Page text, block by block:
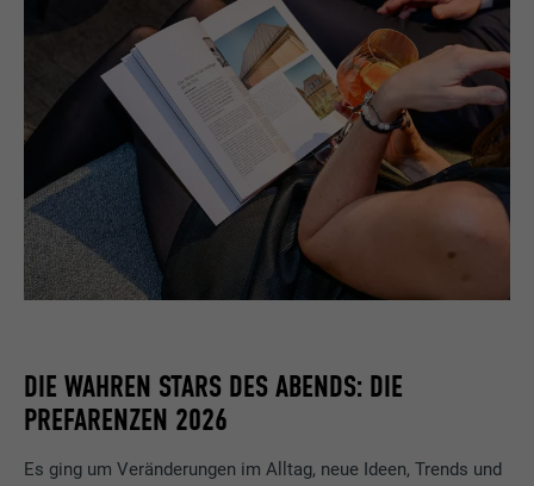
DIE WAHREN STARS DES ABENDS: DIE
PREFARENZEN 2026
Es ging um Veränderungen im Alltag, neue Ideen, Trends und